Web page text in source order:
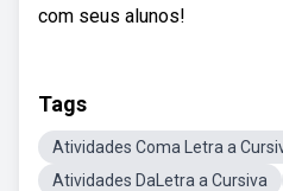
com seus alunos!
Tags
Atividades Coma Letra a
Atividades DaLetra a Cursiva